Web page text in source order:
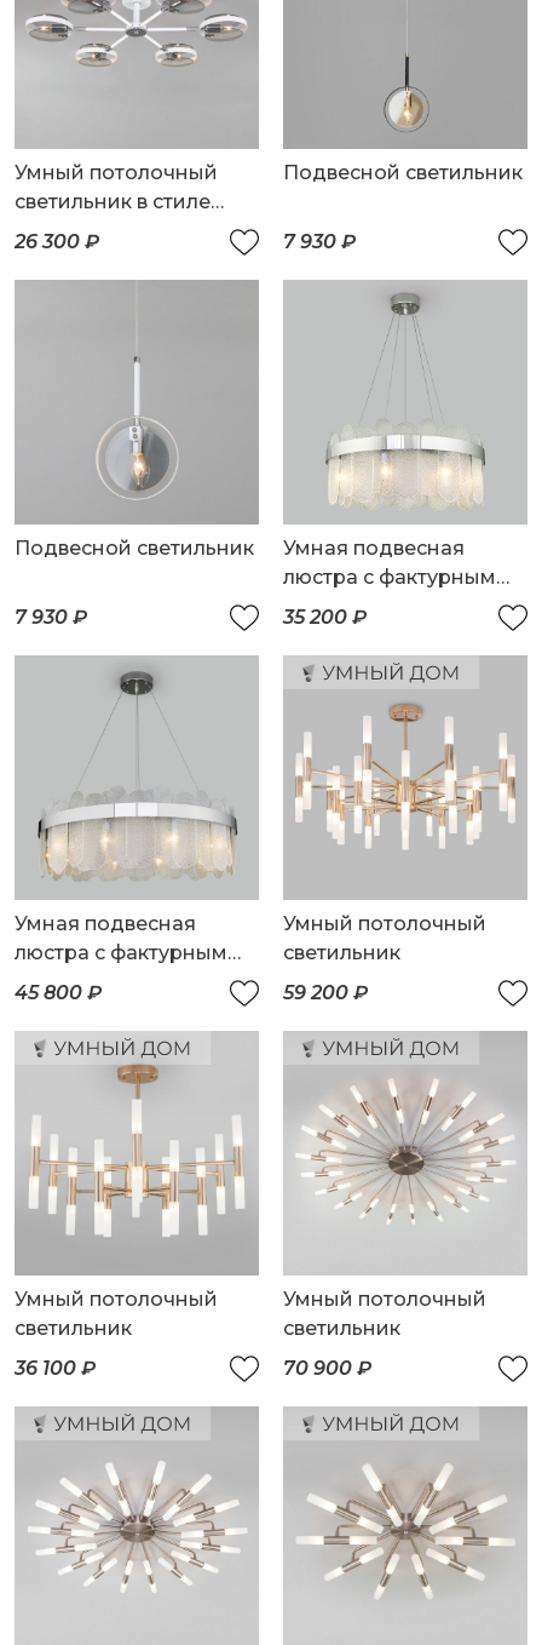
Умный потолочный
светильник в стиле
лофт
26 300 ₽
Подвесной светильник
7 930 ₽
Подвесной светильник
7 930 ₽
Умная подвесная
люстра с фактурным
стеклом
35 200 ₽
Умная подвесная
люстра с фактурным
стеклом
45 800 ₽
Умный потолочный
светильник
59 200 ₽
Умный потолочный
светильник
36 100 ₽
Умный потолочный
светильник
70 900 ₽